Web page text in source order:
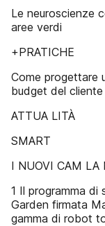
Le neuroscienze
aree verdi
+PRATICHE
Come progettare
budget del cliente
ATTUA LITÀ
SMART
I NUOVI CAM LA
1 Il programma di
Garden firmata
gamma di robot